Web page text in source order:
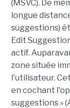
(MSVC). De
longue
suggestions)
Edit
actif.
zone située
l'utilisateur.
en cochant
suggestions »